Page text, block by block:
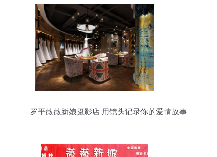
罗平薇薇新娘摄影店 用镜头记录你的爱情故事